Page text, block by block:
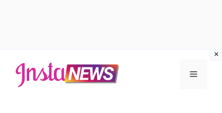
contenuto
Menu